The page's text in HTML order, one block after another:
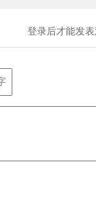
登录后才能发